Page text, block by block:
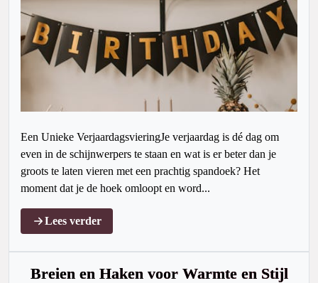
Een Unieke VerjaardagsvieringJe verjaardag is dé dag om
even in de schijnwerpers te staan en wat is er beter dan je
groots te laten vieren met een prachtig spandoek? Het
moment dat je de hoek omloopt en word...
Lees verder
Breien en Haken voor Warmte en Stijl